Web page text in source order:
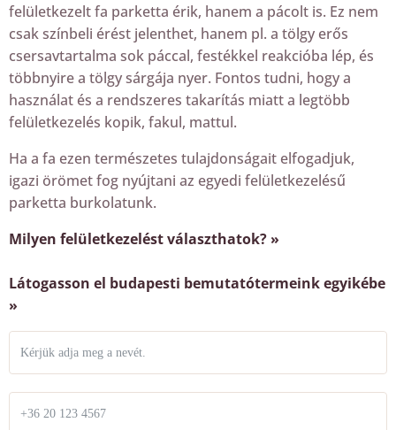
felületkezelt fa parketta érik, hanem a pácolt is. Ez nem
csak színbeli érést jelenthet, hanem pl. a tölgy erős
csersavtartalma sok páccal, festékkel reakcióba lép, és
többnyire a tölgy sárgája nyer. Fontos tudni, hogy a
használat és a rendszeres takarítás miatt a legtöbb
felületkezelés kopik, fakul, mattul.
Ha a fa ezen természetes tulajdonságait elfogadjuk,
igazi örömet fog nyújtani az egyedi felületkezelésű
parketta burkolatunk.
Milyen felületkezelést választhatok? »
Látogasson el budapesti bemutatótermeink egyikébe
»